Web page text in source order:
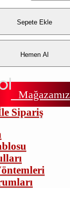
Sepete Ekle
Hemen Al
Mağazamız
Sipariş